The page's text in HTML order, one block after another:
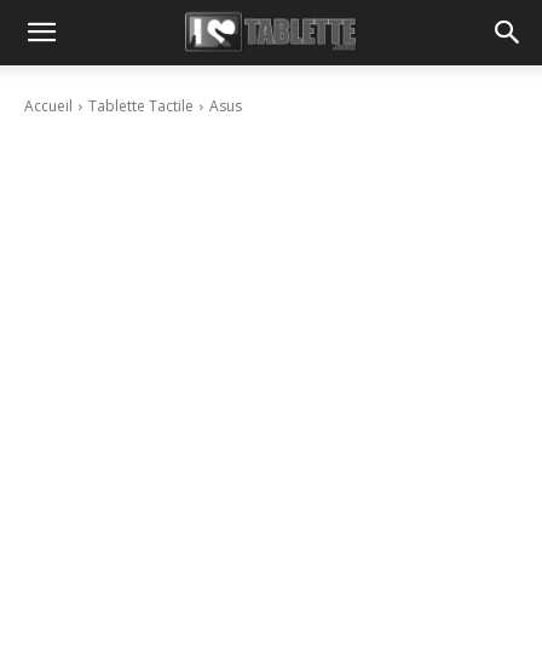
Accueil Tablette Tactile Asus